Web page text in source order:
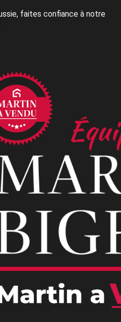
faites confiance à notre